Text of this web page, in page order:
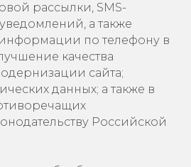
рассылки, SMS-
а также
по телефону в
качества
сайта;
данных; а также в
Российской